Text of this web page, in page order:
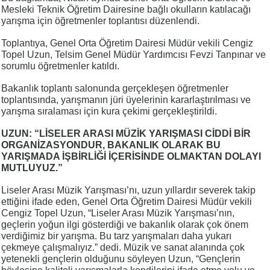
Mesleki Teknik Öğretim Dairesine bağlı okulların katılacağı
yarışma için öğretmenler toplantısı düzenlendi.
Toplantıya, Genel Orta Öğretim Dairesi Müdür vekili Cengiz
Topel Uzun, Telsim Genel Müdür Yardımcısı Fevzi Tanpınar ve
sorumlu öğretmenler katıldı.
Bakanlık toplantı salonunda gerçekleşen öğretmenler
toplantısında, yarışmanın jüri üyelerinin kararlaştırılması ve
yarışma sıralaması için kura çekimi gerçekleştirildi.
UZUN: “LİSELER ARASI MÜZİK YARIŞMASI CİDDİ BİR
ORGANİZASYONDUR, BAKANLIK OLARAK BU
YARIŞMADA İŞBİRLİĞİ İÇERİSİNDE OLMAKTAN DOLAYI
MUTLUYUZ.”
Liseler Arası Müzik Yarışması’nı, uzun yıllardır severek takip
ettiğini ifade eden, Genel Orta Öğretim Dairesi Müdür vekili
Cengiz Topel Uzun, “Liseler Arası Müzik Yarışması’nın,
geçlerin yoğun ilgi gösterdiği ve bakanlık olarak çok önem
verdiğimiz bir yarışma. Bu tarz yarışmaları daha yukarı
çekmeye çalışmalıyız.” dedi. Müzik ve sanat alanında çok
yetenekli gençlerin olduğunu söyleyen Uzun, “Gençlerin